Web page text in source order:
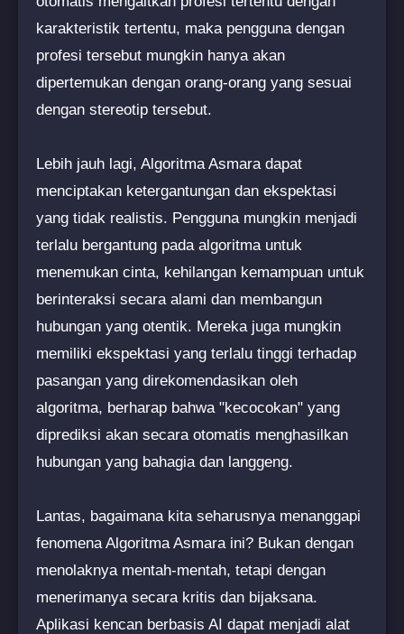
karakteristik tertentu, maka pengguna dengan
profesi tersebut mungkin hanya akan
dipertemukan dengan orang-orang yang sesuai
dengan stereotip tersebut.
Lebih jauh lagi, Algoritma Asmara dapat
menciptakan ketergantungan dan ekspektasi
yang tidak realistis. Pengguna mungkin menjadi
terlalu bergantung pada algoritma untuk
menemukan cinta, kehilangan kemampuan untuk
berinteraksi secara alami dan membangun
hubungan yang otentik. Mereka juga mungkin
memiliki ekspektasi yang terlalu tinggi terhadap
pasangan yang direkomendasikan oleh
algoritma, berharap bahwa "kecocokan" yang
diprediksi akan secara otomatis menghasilkan
hubungan yang bahagia dan langgeng.
Lantas, bagaimana kita seharusnya menanggapi
fenomena Algoritma Asmara ini? Bukan dengan
menolaknya mentah-mentah, tetapi dengan
menerimanya secara kritis dan bijaksana.
Aplikasi kencan berbasis AI dapat menjadi alat